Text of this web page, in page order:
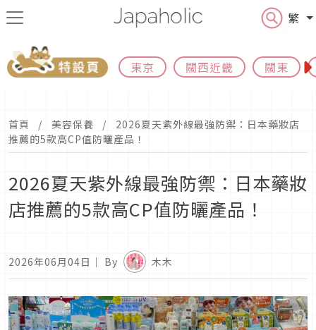
繁
東京 關西近畿 關東
首頁 美容保養
2026夏天紫外線最強防禦：日本藥妝店
推薦的5款高CP值防曬產品！
2026夏天紫外線最強防禦：日本藥妝
店推薦的5款高CP值防曬產品！
2026年06月04日 ｜ By 木木